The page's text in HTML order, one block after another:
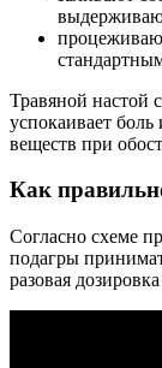
Травяной настой
успокаивает боль
веществ при
Как
Согласно схеме
подагры
разовая